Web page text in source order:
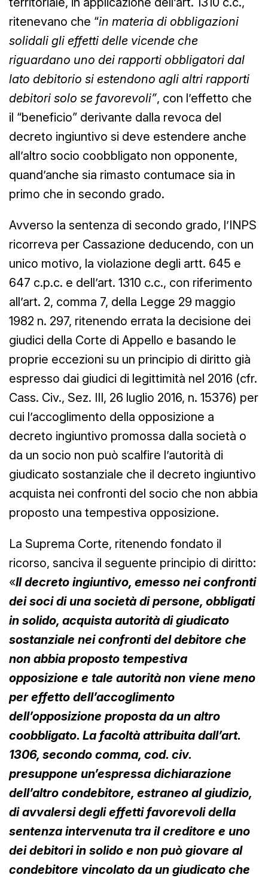
ritenevano che “in materia di obbligazioni
solidali gli effetti delle vicende che
riguardano uno dei rapporti obbligatori dal
lato debitorio si estendono agli altri rapporti
debitori solo se favorevoli”, con l’effetto che
il “beneficio” derivante dalla revoca del
decreto ingiuntivo si deve estendere anche
all’altro socio coobbligato non opponente,
quand’anche sia rimasto contumace sia in
primo che in secondo grado.
Avverso la sentenza di secondo grado, l’INPS
ricorreva per Cassazione deducendo, con un
unico motivo, la violazione degli artt. 645 e
647 c.p.c. e dell’art. 1310 c.c., con riferimento
all’art. 2, comma 7, della Legge 29 maggio
1982 n. 297, ritenendo errata la decisione dei
giudici della Corte di Appello e basando le
proprie eccezioni su un principio di diritto già
espresso dai giudici di legittimità nel 2016 (cfr.
Cass. Civ., Sez. III, 26 luglio 2016, n. 15376) per
cui l’accoglimento della opposizione a
decreto ingiuntivo promossa dalla società o
da un socio non può scalfire l’autorità di
giudicato sostanziale che il decreto ingiuntivo
acquista nei confronti del socio che non abbia
proposto una tempestiva opposizione.
La Suprema Corte, ritenendo fondato il
ricorso, sanciva il seguente principio di diritto:
«Il decreto ingiuntivo, emesso nei confronti
dei soci di una società di persone, obbligati
in solido, acquista autorità di giudicato
sostanziale nei confronti del debitore che
non abbia proposto tempestiva
opposizione e tale autorità non viene meno
per effetto dell’accoglimento
dell’opposizione proposta da un altro
coobbligato. La facoltà attribuita dall’art.
1306, secondo comma, cod. civ.
presuppone un’espressa dichiarazione
dell’altro condebitore, estraneo al giudizio,
di avvalersi degli effetti favorevoli della
sentenza intervenuta tra il creditore e uno
dei debitori in solido e non può giovare al
condebitore vincolato da un giudicato che